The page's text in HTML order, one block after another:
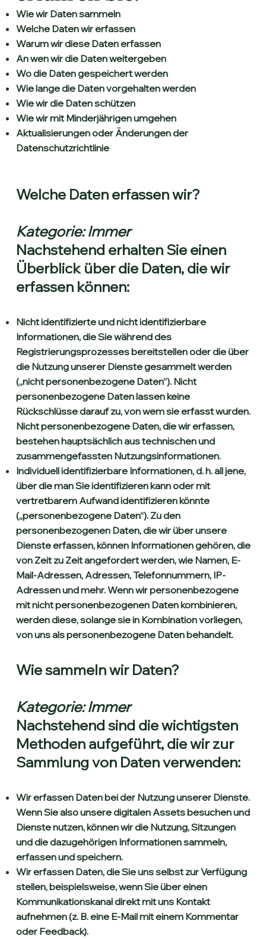
Wie wir Daten sammeln
Welche Daten wir erfassen
Warum wir diese Daten erfassen
An wen wir die Daten weitergeben
Wo die Daten gespeichert werden
Wie lange die Daten vorgehalten werden
Wie wir die Daten schützen
Wie wir mit Minderjährigen umgehen
Aktualisierungen oder Änderungen der
Datenschutzrichtlinie
Welche Daten erfassen wir?
Kategorie: Immer
Nachstehend erhalten Sie einen
Überblick über die Daten, die wir
erfassen können:
Nicht identifizierte und nicht identifizierbare
Informationen, die Sie während des
Registrierungsprozesses bereitstellen oder die über
die Nutzung unserer Dienste gesammelt werden
(„nicht personenbezogene Daten“). Nicht
personenbezogene Daten lassen keine
Rückschlüsse darauf zu, von wem sie erfasst wurden.
Nicht personenbezogene Daten, die wir erfassen,
bestehen hauptsächlich aus technischen und
zusammengefassten Nutzungsinformationen.
Individuell identifizierbare Informationen, d. h. all jene,
über die man Sie identifizieren kann oder mit
vertretbarem Aufwand identifizieren könnte
(„personenbezogene Daten“). Zu den
personenbezogenen Daten, die wir über unsere
Dienste erfassen, können Informationen gehören, die
von Zeit zu Zeit angefordert werden, wie Namen, E-
Mail-Adressen, Adressen, Telefonnummern, IP-
Adressen und mehr. Wenn wir personenbezogene
mit nicht personenbezogenen Daten kombinieren,
werden diese, solange sie in Kombination vorliegen,
von uns als personenbezogene Daten behandelt.
Wie sammeln wir Daten?
Kategorie: Immer
Nachstehend sind die wichtigsten
Methoden aufgeführt, die wir zur
Sammlung von Daten verwenden:
Wir erfassen Daten bei der Nutzung unserer Dienste.
Wenn Sie also unsere digitalen Assets besuchen und
Dienste nutzen, können wir die Nutzung, Sitzungen
und die dazugehörigen Informationen sammeln,
erfassen und speichern.
Wir erfassen Daten, die Sie uns selbst zur Verfügung
stellen, beispielsweise, wenn Sie über einen
Kommunikationskanal direkt mit uns Kontakt
aufnehmen (z. B. eine E-Mail mit einem Kommentar
oder Feedback).